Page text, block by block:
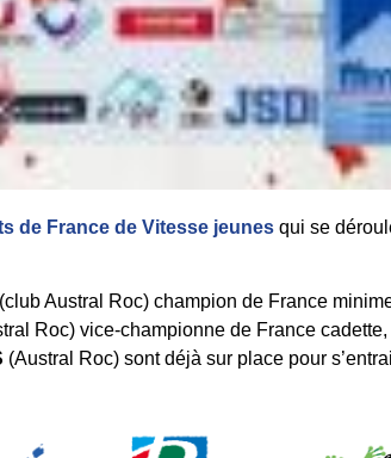
de France de Vitesse jeunes qui se
(club Austral Roc) champion de France
Roc) vice-championne de France cadette,
(Austral Roc) sont déjà sur place pour